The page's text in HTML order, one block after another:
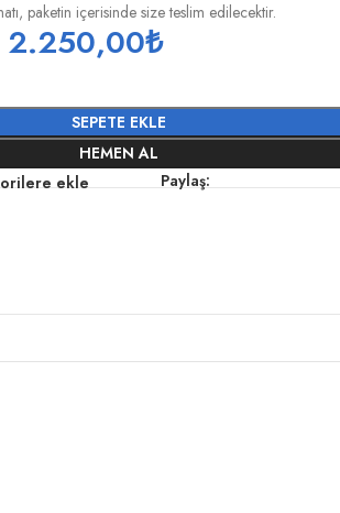
paketin içerisinde size teslim edilecektir.
2.250,00₺
SEPETE EKLE
HEMEN AL
ekle
Paylaş: